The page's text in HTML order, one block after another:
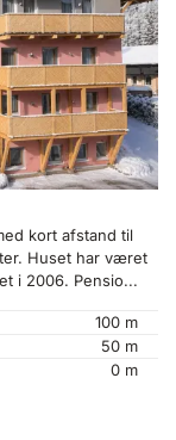
kort afstand til
Huset har været
i 2006. Pensio...
100 m
50 m
0 m